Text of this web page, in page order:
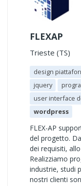
FLEXAP
Trieste (TS)
design
jquery
user interface
wordpress
FLEX-AP
del progetto.
dei requisiti,
Realizziamo
industrie, studi
nostri clienti